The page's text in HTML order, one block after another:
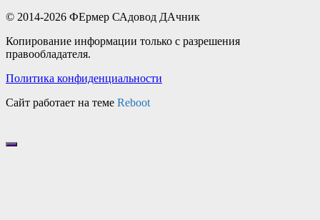
© 2014-2026 ФЕрмер САдовод ДАчник
Копирование информации только с разрешения
правообладателя.
Политика конфиденциальности
Сайт работает на теме Reboot